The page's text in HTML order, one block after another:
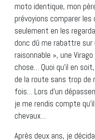
moto identique, mon
prévoyions comparer
seulement en les
donc dû me rabattre
raisonnable », une
chose… Quoi qu’il en
de la route sans trop de
fois… Lors d’un
je me rendis compte
chevaux…
Après deux ans, je